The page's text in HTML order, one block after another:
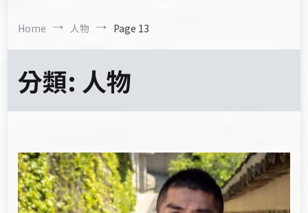
Home 人物 Page 13
分類: 人物